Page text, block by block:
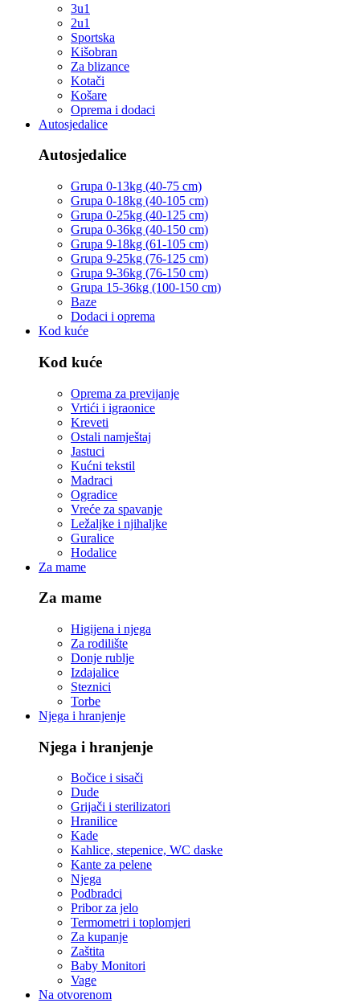
3u1
2u1
Sportska
Kišobran
Za blizance
Kotači
Košare
Oprema i dodaci
Autosjedalice
Autosjedalice
Grupa 0-13kg (40-75 cm)
Grupa 0-18kg (40-105 cm)
Grupa 0-25kg (40-125 cm)
Grupa 0-36kg (40-150 cm)
Grupa 9-18kg (61-105 cm)
Grupa 9-25kg (76-125 cm)
Grupa 9-36kg (76-150 cm)
Grupa 15-36kg (100-150 cm)
Baze
Dodaci i oprema
Kod kuće
Kod kuće
Oprema za previjanje
Vrtići i igraonice
Kreveti
Ostali namještaj
Jastuci
Kućni tekstil
Madraci
Ogradice
Vreće za spavanje
Ležaljke i njihaljke
Guralice
Hodalice
Za mame
Za mame
Higijena i njega
Za rodilište
Donje rublje
Izdajalice
Steznici
Torbe
Njega i hranjenje
Njega i hranjenje
Bočice i sisači
Dude
Grijači i sterilizatori
Hranilice
Kade
Kahlice, stepenice, WC daske
Kante za pelene
Njega
Podbradci
Pribor za jelo
Termometri i toplomjeri
Za kupanje
Zaštita
Baby Monitori
Vage
Na otvorenom